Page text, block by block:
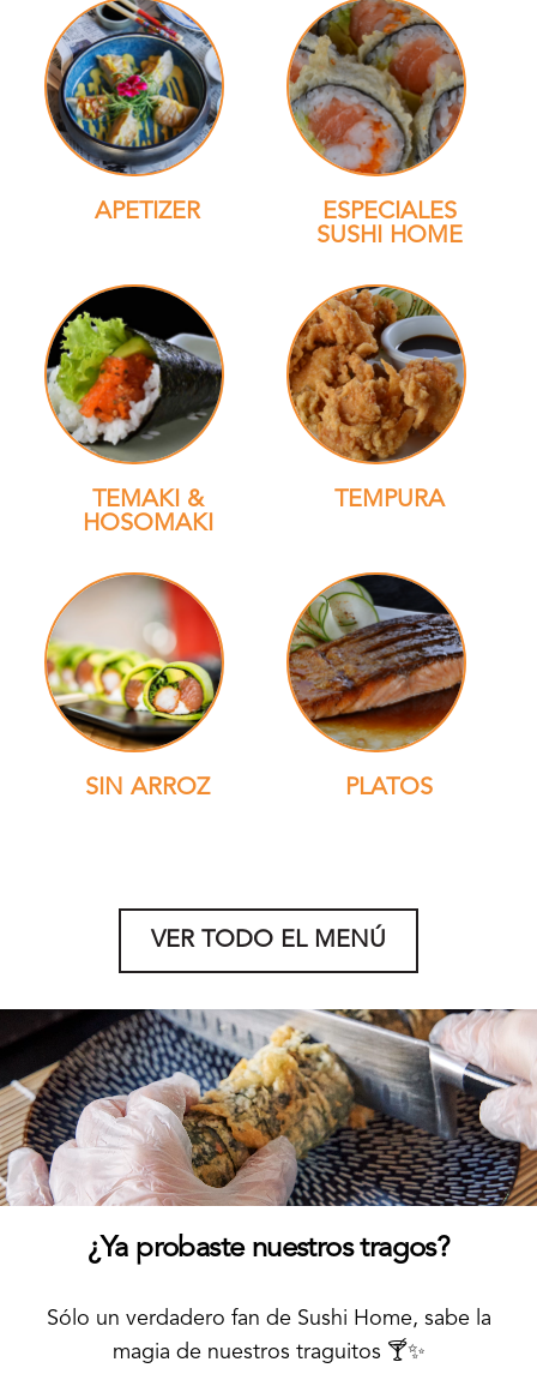
APETIZER
ESPECIALES
SUSHI HOME
TEMAKI &
HOSOMAKI
TEMPURA
SIN ARROZ PLATOS
VER TODO EL MENÚ
¿Ya probaste nuestros tragos?
Sólo un verdadero fan de Sushi Home, sabe la
magia de nuestros traguitos 🍸✨